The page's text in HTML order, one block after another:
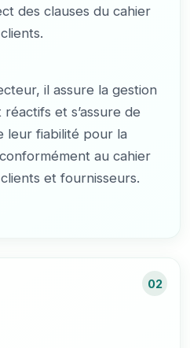
des clauses du cahier
il assure la gestion
et s’assure de
leur fiabilité pour la
au cahier
et fournisseurs.
02